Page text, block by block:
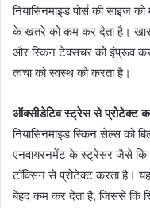
नियासिनमाइड पोर्स की
के खतरे को कम कर देता है।
और स्किन टेक्सचर को इंप्रूव
त्वचा को स्वस्थ को करता है।
ऑक्सीडेटिव स्ट्रेस से प्रोटेक्ट
नियासिनमाइड स्किन सेल्स को
एनवायरनमेंट के स्ट्रेसर जैसे कि
टॉक्सिन से प्रोटेक्ट करता है।
बेहद कम कर देता है, जिससे कि